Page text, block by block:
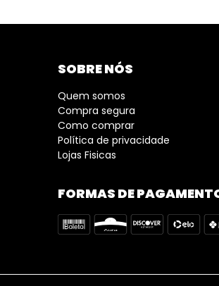
SOBRE NÓS
Quem somos
Compra segura
Como comprar
Política de privacidade
Lojas Fisicas
FORMAS DE